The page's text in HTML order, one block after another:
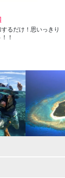
るだけ！思いっきり
！